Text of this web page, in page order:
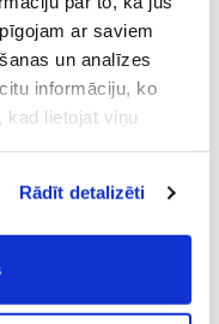
ar saviem
un analīzes
informāciju, ko
kad lietojat viņu
Rādīt detalizēti